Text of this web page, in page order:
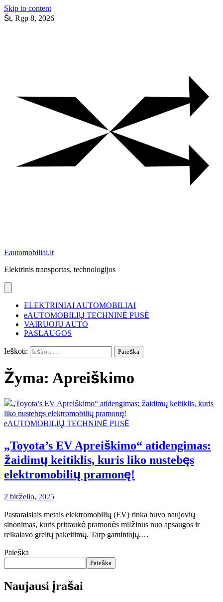
Skip to content
Št, Rgp 8, 2026
Eautomobiliai.lt
Elektrinis transportas, technologijos
ELEKTRINIAI AUTOMOBILIAI
eAUTOMOBILIŲ TECHNINĖ PUSĖ
VAIRUOJU AUTO
PASLAUGOS
Ieškoti:
Žyma: Apreiškimo
eAUTOMOBILIŲ TECHNINĖ PUSĖ
„Toyota’s EV Apreiškimo“ atidengimas:
žaidimų keitiklis, kuris liko nustebęs
elektromobilių pramonę!
2 birželio, 2025
Pastaraisiais metais elektromobilių (EV) rinka buvo naujovių
sinonimas, kuris pritraukė pramonės milžinus nuo apsaugos ir
reikalavo greitų pakeitimų. Tarp gamintojų,…
Paieška
Paieška
Naujausi įrašai